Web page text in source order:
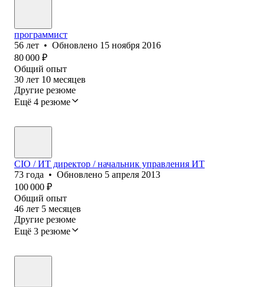
программист
56 лет • Обновлено 15 ноября 2016
80 000 ₽
Общий опыт
30 лет 10 месяцев
Другие резюме
Ещё 4 резюме
CIO / ИT директор / начальник управления ИT
73 года • Обновлено 5 апреля 2013
100 000 ₽
Общий опыт
46 лет 5 месяцев
Другие резюме
Ещё 3 резюме